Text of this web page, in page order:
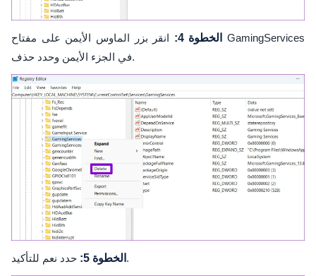
الخطوة 4:
انقر بزر الماوس الأيمن على مفتاح GamingServices
في الجزء الأيمن وحدد حذف.
الخطوة 5: حدد نعم للتأكيد.